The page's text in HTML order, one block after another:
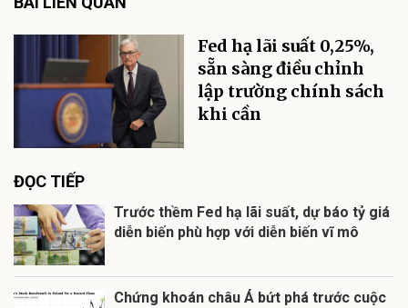
Fed hạ lãi suất 0,25%,
sẵn sàng điều chỉnh
lập trường chính sách
khi cần
ĐỌC TIẾP
Trước thềm Fed hạ lãi suất, dự báo tỷ giá
diễn biến phù hợp với diễn biến vĩ mô
Chứng khoán châu Á bứt phá trước cuộc